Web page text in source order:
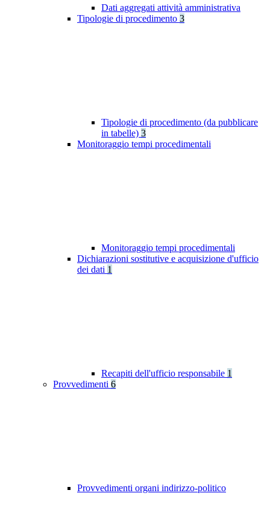
Dati aggregati attività amministrativa
Tipologie di procedimento 3
Tipologie di procedimento (da pubblicare
in tabelle) 3
Monitoraggio tempi procedimentali
Monitoraggio tempi procedimentali
Dichiarazioni sostitutive e acquisizione d'ufficio
dei dati 1
Recapiti dell'ufficio responsabile 1
Provvedimenti 6
Provvedimenti organi indirizzo-politico